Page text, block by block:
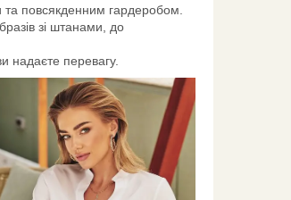
повсякденним гардеробом.
зі штанами, до
надаєте перевагу.